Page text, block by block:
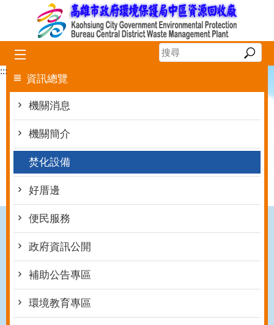
跳到主要內容區塊
:::
資訊總覽
機關消息
機關簡介
焚化設備
好厝邊
便民服務
政府資訊公開
補助公告專區
環境教育專區